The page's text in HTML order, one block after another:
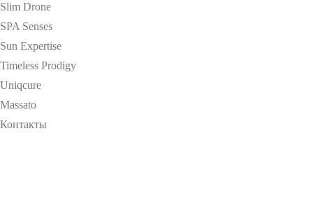
Slim Drone
SPA Senses
Sun Expertise
Timeless Prodigy
Uniqcure
Massato
Контакты